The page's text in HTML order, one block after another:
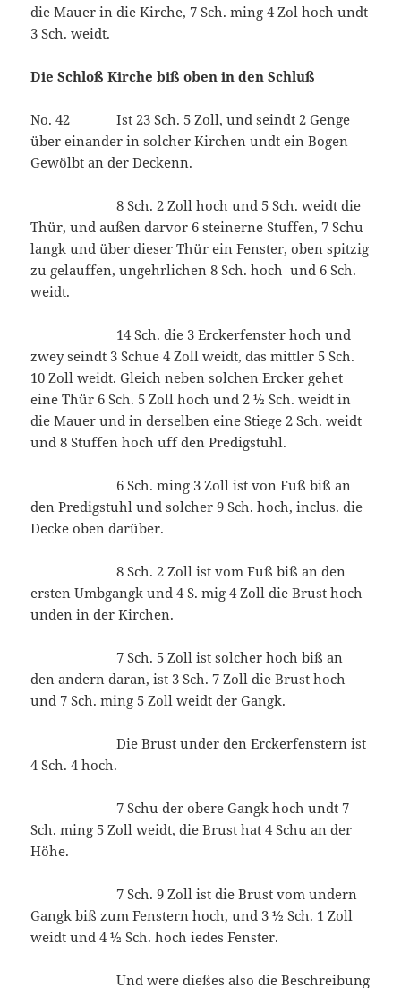
die Mauer in die Kirche, 7 Sch. ming 4 Zol hoch undt
3 Sch. weidt.
Die Schloß Kirche biß oben in den Schluß
No. 42 Ist 23 Sch. 5 Zoll, und seindt 2 Genge
über einander in solcher Kirchen undt ein Bogen
Gewölbt an der Deckenn.
8 Sch. 2 Zoll hoch und 5 Sch. weidt die
Thür, und außen darvor 6 steinerne Stuffen, 7 Schu
langk und über dieser Thür ein Fenster, oben spitzig
zu gelauffen, ungehrlichen 8 Sch. hoch und 6 Sch.
weidt.
14 Sch. die 3 Erckerfenster hoch und
zwey seindt 3 Schue 4 Zoll weidt, das mittler 5 Sch.
10 Zoll weidt. Gleich neben solchen Ercker gehet
eine Thür 6 Sch. 5 Zoll hoch und 2 ½ Sch. weidt in
die Mauer und in derselben eine Stiege 2 Sch. weidt
und 8 Stuffen hoch uff den Predigstuhl.
6 Sch. ming 3 Zoll ist von Fuß biß an
den Predigstuhl und solcher 9 Sch. hoch, inclus. die
Decke oben darüber.
8 Sch. 2 Zoll ist vom Fuß biß an den
ersten Umbgangk und 4 S. mig 4 Zoll die Brust hoch
unden in der Kirchen.
7 Sch. 5 Zoll ist solcher hoch biß an
den andern daran, ist 3 Sch. 7 Zoll die Brust hoch
und 7 Sch. ming 5 Zoll weidt der Gangk.
Die Brust under den Erckerfenstern ist
4 Sch. 4 hoch.
7 Schu der obere Gangk hoch undt 7
Sch. ming 5 Zoll weidt, die Brust hat 4 Schu an der
Höhe.
7 Sch. 9 Zoll ist die Brust vom undern
Gangk biß zum Fenstern hoch, und 3 ½ Sch. 1 Zoll
weidt und 4 ½ Sch. hoch iedes Fenster.
Und were dießes also die Beschreibung